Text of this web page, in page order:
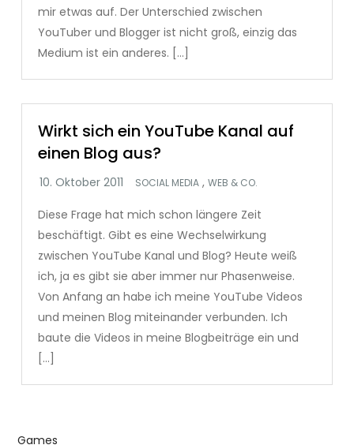
mir etwas auf. Der Unterschied zwischen
YouTuber und Blogger ist nicht groß, einzig das
Medium ist ein anderes. […]
Wirkt sich ein YouTube Kanal auf
einen Blog aus?
SOCIAL MEDIA ,WEB & CO.
Diese Frage hat mich schon längere Zeit
beschäftigt. Gibt es eine Wechselwirkung
zwischen YouTube Kanal und Blog? Heute weiß
ich, ja es gibt sie aber immer nur Phasenweise.
Von Anfang an habe ich meine YouTube Videos
und meinen Blog miteinander verbunden. Ich
baute die Videos in meine Blogbeiträge ein und
[…]
Games